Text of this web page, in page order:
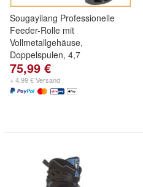
Sougayilang Professionelle
Feeder-Rolle mit
Vollmetallgehäuse,
Doppelspulen, 4,7
75,99 €
+ 4,99 € Versand